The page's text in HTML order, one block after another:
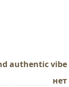
authentic vibe
нет